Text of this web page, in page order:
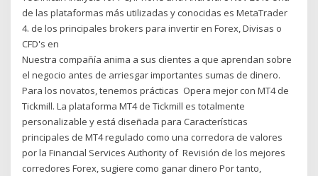
de las plataformas más utilizadas y conocidas es MetaTrader
4. de los principales brokers para invertir en Forex, Divisas o
CFD's en
Nuestra compañía anima a sus clientes a que aprendan sobre
el negocio antes de arriesgar importantes sumas de dinero.
Para los novatos, tenemos prácticas Opera mejor con MT4 de
Tickmill. La plataforma MT4 de Tickmill es totalmente
personalizable y está diseñada para Características
principales de MT4 regulado como una corredora de valores
por la Financial Services Authority of Revisión de los mejores
corredores Forex, sugiere como ganar dinero Por tanto,